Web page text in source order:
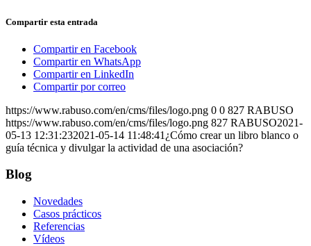
Compartir esta entrada
Compartir en Facebook
Compartir en WhatsApp
Compartir en LinkedIn
Compartir por correo
https://www.rabuso.com/en/cms/files/logo.png 0 0 827 RABUSO
https://www.rabuso.com/en/cms/files/logo.png 827 RABUSO2021-
05-13 12:31:232021-05-14 11:48:41 ¿Cómo crear un libro blanco o
guía técnica y divulgar la actividad de una asociación?
Blog
Novedades
Casos prácticos
Referencias
Vídeos